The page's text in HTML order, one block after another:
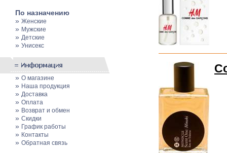
По назначению
» Женские
» Мужские
» Детские
» Унисекс
» О магазине
» Наша продукция
» Доставка
» Оплата
» Возврат и обмен
» Скидки
» График работы
» Контакты
» Обратная связь